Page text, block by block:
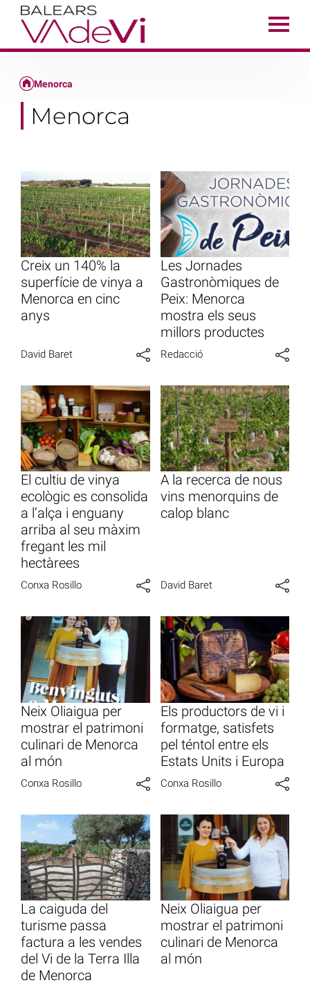
Menorca
Menorca
Creix un 140% la
superfície de vinya a
Menorca en cinc
anys
David Baret
Les Jornades
Gastronòmiques de
Peix: Menorca
mostra els seus
millors productes
Redacció
El cultiu de vinya
ecològic es consolida
a l’alça i enguany
arriba al seu màxim
fregant les mil
hectàrees
Conxa Rosillo
A la recerca de nous
vins menorquins de
calop blanc
David Baret
Neix Oliaigua per
mostrar el patrimoni
culinari de Menorca
al món
Conxa Rosillo
Els productors de vi i
formatge, satisfets
pel téntol entre els
Estats Units i Europa
Conxa Rosillo
La caiguda del
turisme passa
factura a les vendes
del Vi de la Terra Illa
de Menorca
Neix Oliaigua per
mostrar el patrimoni
culinari de Menorca
al món